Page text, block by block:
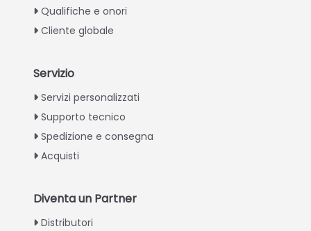
Qualifiche e onori
Cliente globale
Servizio
Servizi personalizzati
Supporto tecnico
Spedizione e consegna
Acquisti
Diventa un Partner
Distributori
Turkish
Swahili
Urdu
Greek